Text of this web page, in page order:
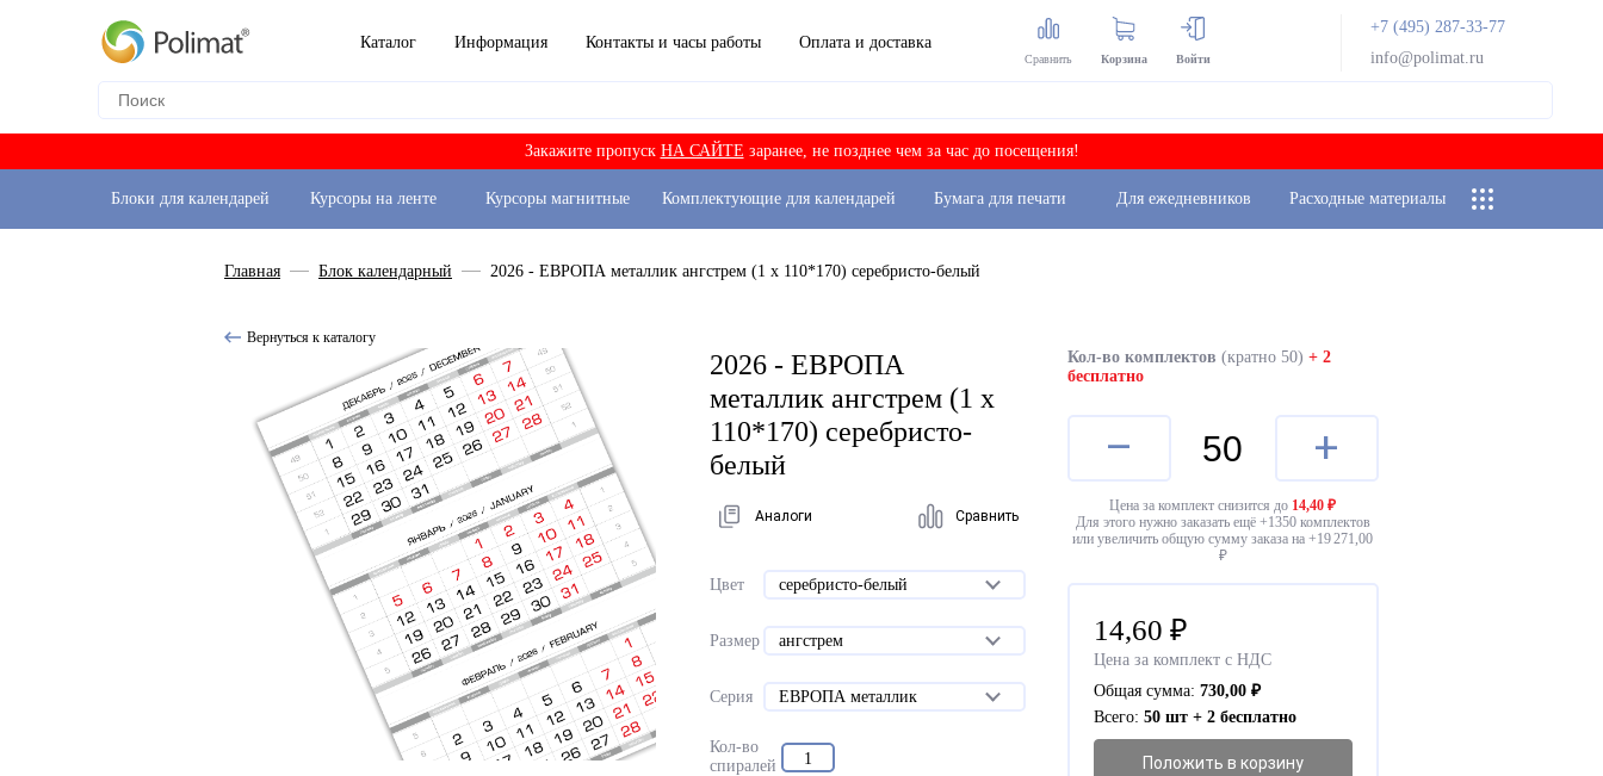
Каталог Информация Контакты и часы работы Оплата и доставка
Сравнить Корзина Войти
+7 (495) 287-33-77
info@polimat.ru
Закажите пропуск НА САЙТЕ заранее, не позднее чем за час до посещения!
Блоки для календарей Курсоры на ленте Курсоры магнитные Комплектующие для календарей Бумага для печати Для ежедневников Расходные материалы
Главная Блок календарный 2026 - ЕВРОПА металлик ангстрем (1 х 110*170) серебристо-белый
Вернуться к каталогу
2026 - ЕВРОПА
металлик ангстрем (1 х
110*170) серебристо-
белый
Аналоги Сравнить
Цвет серебристо-белый
Размер ангстрем
Серия ЕВРОПА металлик
Кол-во
спиралей
1
Кол-во комплектов (кратно 50) + 2
бесплатно
– +
Цена за комплект снизится до 14,40 ₽
Для этого нужно заказать ещё +1350комплектов
или увеличить общую сумму заказа на +19 271,00
₽
14,60 ₽
Цена за комплект с НДС
Общая сумма: 730,00₽
Всего: 50 шт + 2 бесплатно
Положить в корзину